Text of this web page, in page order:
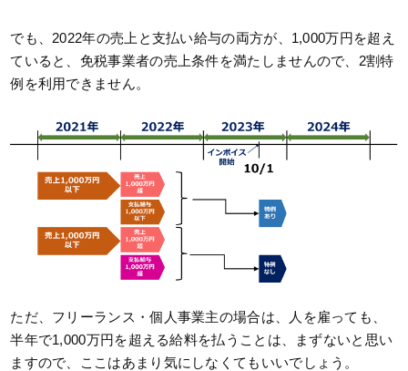
でも、2022年の売上と支払い給与の両方が、1,000万円を超え
ていると、免税事業者の売上条件を満たしませんので、2割特
例を利用できません。
ただ、フリーランス・個人事業主の場合は、人を雇っても、
半年で1,000万円を超える給料を払うことは、まずないと思い
ますので、ここはあまり気にしなくてもいいでしょう。